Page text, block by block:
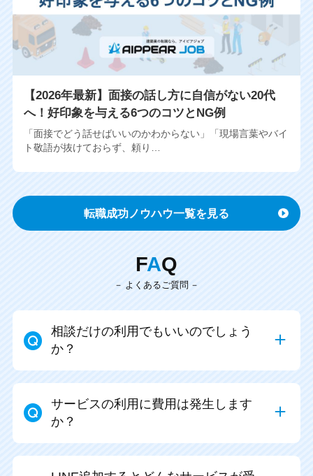
【2026年最新】面接の話し方に自信がない20代
へ！好印象を与える6つのコツとNG例
「面接でどう話せばいいのかわからない」「現場言葉やバイ
ト敬語が抜けておらず、頼り…
転職成功ノウハウ一覧を見る
FAQ
よくあるご質問
相談だけの利用でもいいのでしょう
か？
サービスの利用に費用は発生します
か？